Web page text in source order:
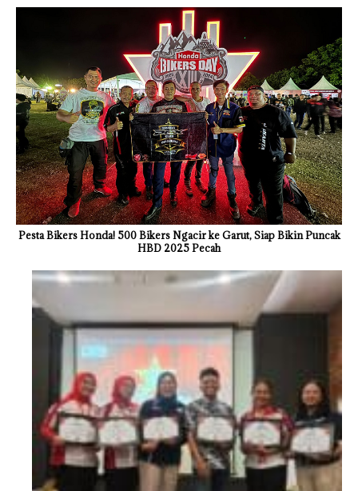
Pesta Bikers Honda! 500 Bikers Ngacir ke Garut, Siap Bikin Puncak
HBD 2025 Pecah